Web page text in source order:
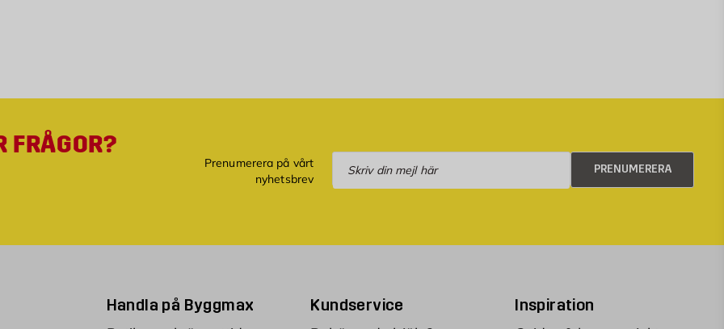
FRÅGOR?
Prenumerera på vårt
nyhetsbrev
Prenumerera
PRENUMERERA
Handla på Byggmax Kundservice Inspiration